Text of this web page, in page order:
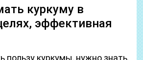
куркуму в
эффективная
пользу куркумы, нужно знать,